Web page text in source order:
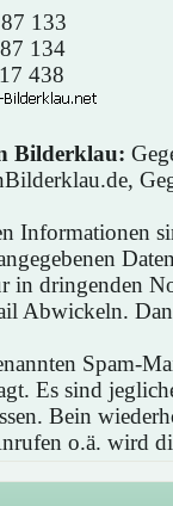
133
134
438
Bilderklau:
Informationen
in dringenden
Abwickeln.
Spam-
Es sind
Bein
o.ä. wird